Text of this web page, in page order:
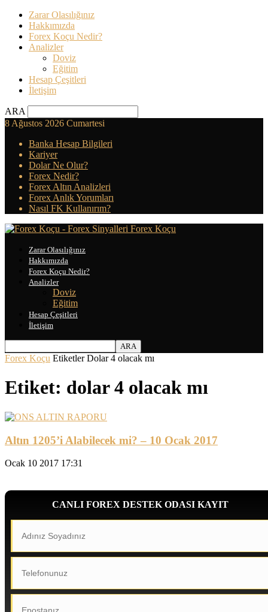
Zarar Olasılığınız
Hakkımızda
Forex Koçu Nedir?
Analizler
Doviz
Eğitim
Hesap Çeşitleri
İletişim
ARA
8 Ağustos 2026 Cumartesi
Banka Hesap Bilgileri
Kariyer
Dolar Ne Olur?
Forex Nedir?
Forex Altın Analizleri
Forex Anlık Yorumları
Nasıl FK Kullanırım?
Forex Koçu
Zarar Olasılığınız
Hakkımızda
Forex Koçu Nedir?
Analizler
Doviz
Eğitim
Hesap Çeşitleri
İletişim
Forex Koçu Etiketler Dolar 4 olacak mı
Etiket: dolar 4 olacak mı
Altın 1205’i Alabilecek mi? – 10 Ocak 2017
Ocak 10 2017 17:31
CANLI FOREX DESTEK ODASI KAYIT